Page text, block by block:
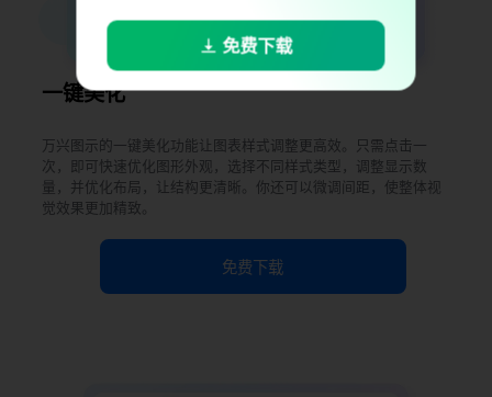
一键美化
万兴图示的一键美化功能让图表样式调整更高效。只需点击一
次，即可快速优化图形外观，选择不同样式类型，调整显示数
量，并优化布局，让结构更清晰。你还可以微调间距，使整体视
觉效果更加精致。
免费下载
免费下载